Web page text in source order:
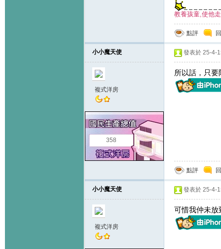
教養孩童,使他
點評
小小魔天使
複式洋房
358
發表於 25-4-
所以話，只
點評
小小魔天使
複式洋房
發表於 25-4-
可惜我仲未放